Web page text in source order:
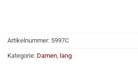
Artikelnummer: 5997C
Kategorie: Damen, lang